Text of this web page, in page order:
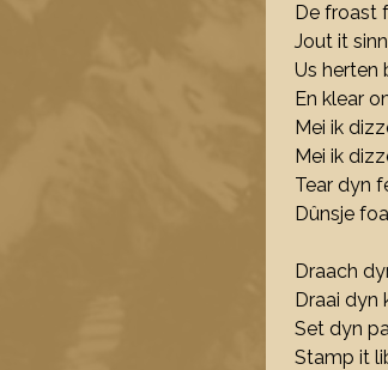
De froast
Jout it
Us herten
En klear
Mei ik
Mei ik
Tear dyn
Dûnsje
Draach
Draai dyn
Set dyn
Stamp it